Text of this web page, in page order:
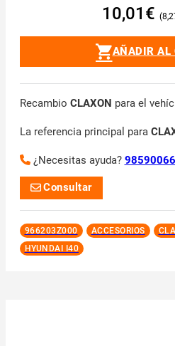
10,01 €
AÑADIR AL
Recambio CLAXON para el
La referencia principal para
¿Necesitas ayuda?
Consultar
966203Z000 ACCESORIOS
HYUNDAI I40